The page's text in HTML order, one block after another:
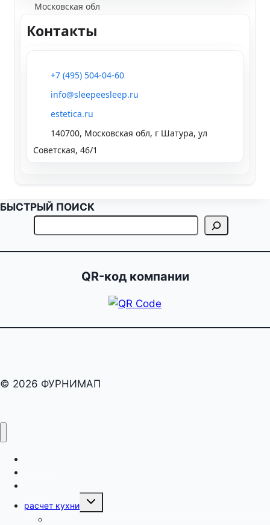
Московская обл
Контакты
+7 (495) 504-04-60
info@sleepeesleep.ru
estetica.ru
140700, Московская обл, г Шатура, ул
Советская, 46/1
БЫСТРЫЙ ПОИСК
QR-код компании
© 2026 ФУРНИМАП
расчет кухни
Переключить
дочернее